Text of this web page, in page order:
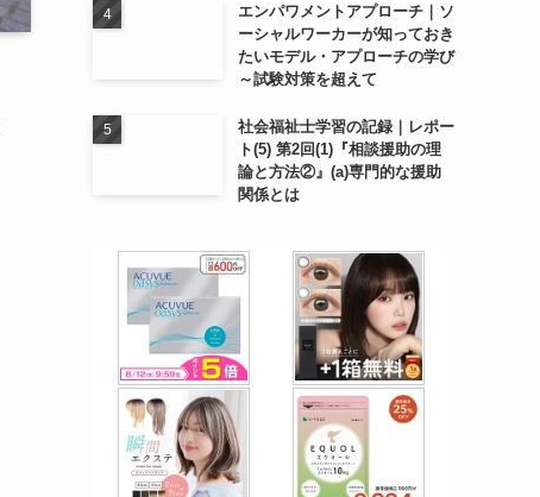
エンパワメントアプローチ｜ソ
ーシャルワーカーが知っておき
たいモデル・アプローチの学び
～試験対策を超えて
社会福祉士学習の記録｜レポー
ト(5) 第2回(1)『相談援助の理
論と方法②』(a)専門的な援助
関係とは